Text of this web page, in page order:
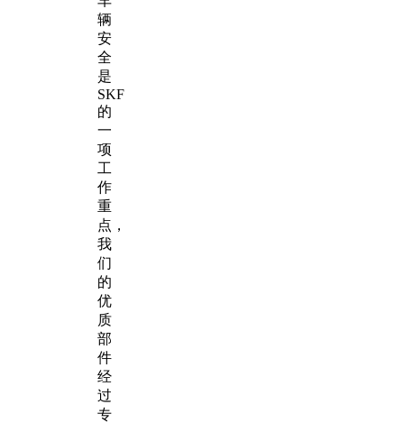
辆
安
全
是
SKF
的
一
项
工
作
重
点，
我
们
的
优
质
部
件
经
过
专